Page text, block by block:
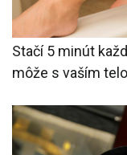
Stačí 5 minút
môže s vaším